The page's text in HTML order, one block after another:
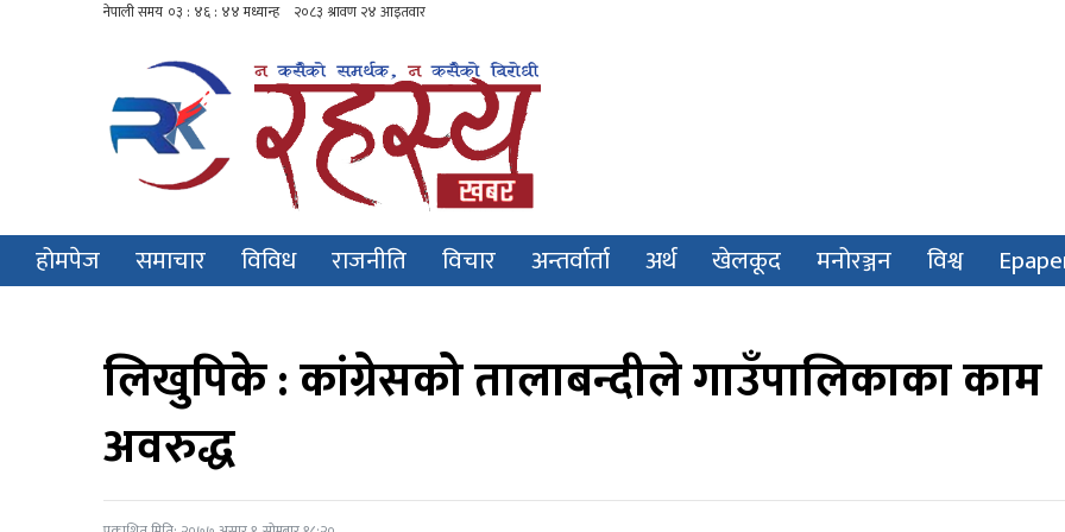
होमपेज समाचार विविध राजनीति विचार अन्तर्वार्ता अर्थ खेलकूद मनोरञ्जन विश्व
लिखुपिके : कांग्रेसको तालाबन्दीले गाउँपालिकाका काम
अवरुद्ध